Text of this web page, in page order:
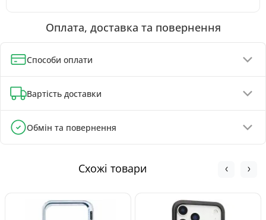
Оплата, доставка та повернення
Способи оплати
Оплата при отриманні (до 130 грн - повна передплата)
Онлайн-оплата карткою, GPay, ApplePay
Вартість доставки
Відділення Нової Пошти - від 90 грн
Поштомати Нової Пошти - від 100 грн
Обмін та повернення
моменту покупки, відповідно до Закону України «Про
захист прав споживачів».Схожі товари